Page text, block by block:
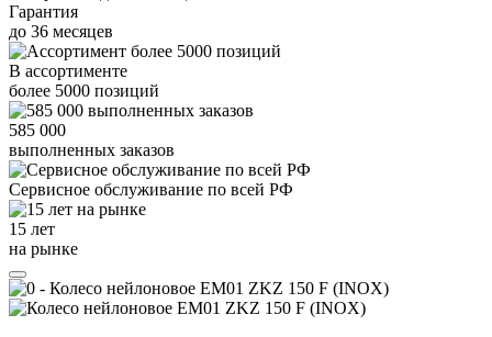
Гарантия
до 36 месяцев
В ассортименте
более 5000 позиций
585 000
выполненных заказов
Сервисное обслуживание по всей РФ
15 лет
на рынке